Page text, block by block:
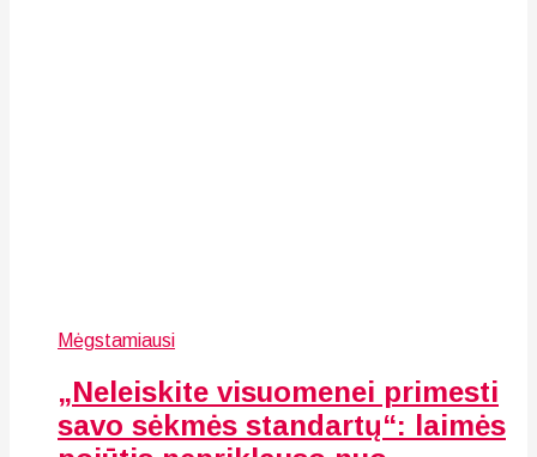
Mėgstamiausi
„Neleiskite visuomenei primesti
savo sėkmės standartų“: laimės